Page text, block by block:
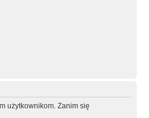
użytkownikom. Zanim się